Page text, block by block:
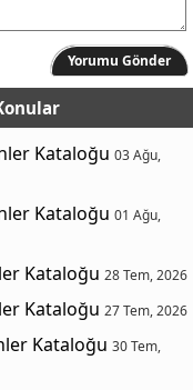
Yorumu Gönder
Kataloğu 03 Ağu,
Kataloğu 01 Ağu,
Kataloğu 28 Tem, 2026
Kataloğu 27 Tem, 2026
Kataloğu 30 Tem,